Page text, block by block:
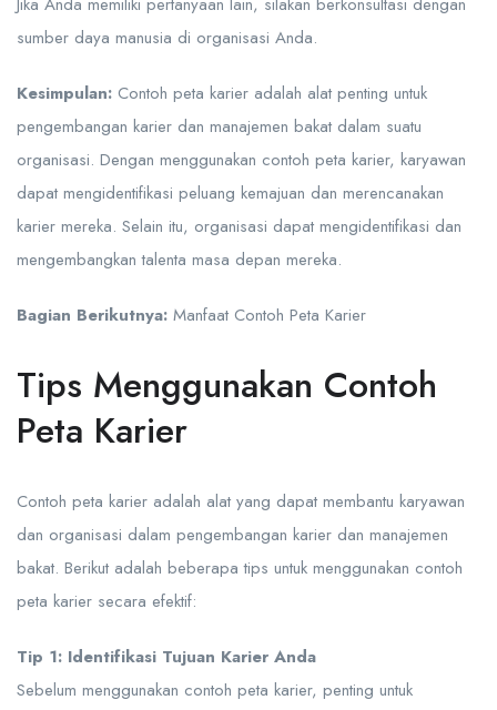
sumber daya manusia di organisasi Anda.
Kesimpulan: Contoh peta karier adalah alat penting untuk
pengembangan karier dan manajemen bakat dalam suatu
organisasi. Dengan menggunakan contoh peta karier, karyawan
dapat mengidentifikasi peluang kemajuan dan merencanakan
karier mereka. Selain itu, organisasi dapat mengidentifikasi dan
mengembangkan talenta masa depan mereka.
Bagian Berikutnya: Manfaat Contoh Peta Karier
Tips Menggunakan Contoh
Peta Karier
Contoh peta karier adalah alat yang dapat membantu karyawan
dan organisasi dalam pengembangan karier dan manajemen
bakat. Berikut adalah beberapa tips untuk menggunakan contoh
peta karier secara efektif:
Tip 1: Identifikasi Tujuan Karier Anda
Sebelum menggunakan contoh peta karier, penting untuk